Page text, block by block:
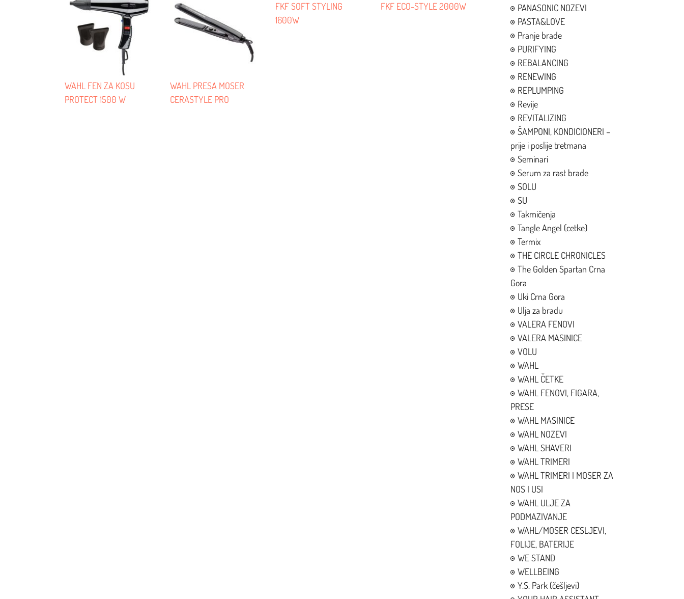
WAHL FEN ZA KOSU
PROTECT 1500 W
WAHL PRESA MOSER
CERASTYLE PRO
FKF SOFT STYLING
1600W
FKF ECO-STYLE 2000W
PANASONIC NOZEVI
PASTA&LOVE
Pranje brade
PURIFYING
REBALANCING
RENEWING
REPLUMPING
Revije
REVITALIZING
ŠAMPONI, KONDICIONERI –
prije i poslije tretmana
Seminari
Serum za rast brade
SOLU
SU
Takmičenja
Tangle Angel (cetke)
Termix
THE CIRCLE CHRONICLES
The Golden Spartan Crna
Gora
Uki Crna Gora
Ulja za bradu
VALERA FENOVI
VALERA MASINICE
VOLU
WAHL
WAHL ČETKE
WAHL FENOVI, FIGARA,
PRESE
WAHL MASINICE
WAHL NOZEVI
WAHL SHAVERI
WAHL TRIMERI
WAHL TRIMERI I MOSER ZA
NOS I USI
WAHL ULJE ZA
PODMAZIVANJE
WAHL/MOSER CESLJEVI,
FOLIJE, BATERIJE
WE STAND
WELLBEING
Y.S. Park (češljevi)